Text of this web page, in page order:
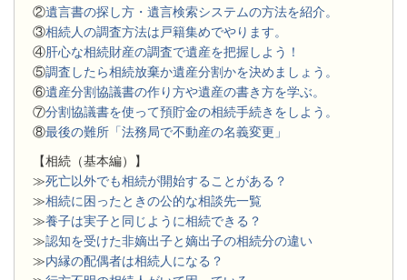
②遺言書の探し方・遺言検索システムの方法を紹介。
③相続人の調査方法は戸籍集めでやります。
④肝心な相続財産の調査で遺産を把握しよう！
⑤調査したら相続放棄か遺産分割かを決めましょう。
⑥遺産分割協議書の作り方や遺産の書き方を学ぶ。
⑦分割協議書を使って預貯金の相続手続きをしよう。
⑧最後の難所「法務局で不動産の名義変更」
【相続（基本編）】
≫死亡以外でも相続が開始することがある？
≫相続に困ったときの公的な相談先一覧
≫養子は実子と同じように相続できる？
≫認知を受けた非嫡出子と嫡出子の相続分の違い
≫内縁の配偶者は相続人になる？